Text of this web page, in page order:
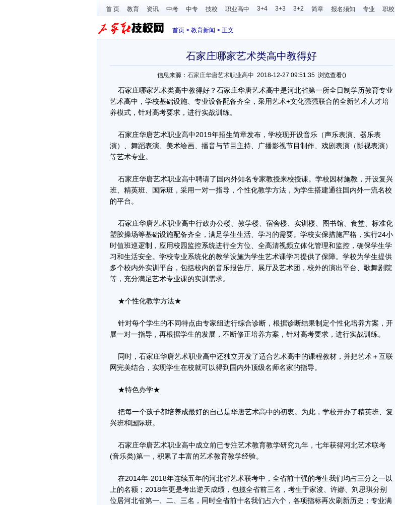
首 页 教育 资讯 中考 中专 技校 职业高中 3+4 3+3 3+2 简章 报名须知 专业 职校
首页 > 教育新闻 > 正文
石家庄哪家艺术类高中教得好
信息来源： 石家庄华唐艺术职业高中 2018-12-27 09:51:35 浏览查看()
石家庄哪家艺术类高中教得好？石家庄华唐艺术高中是河北省第一所全日制学历教育专业
艺术高中，学校基础设施、专业设备配备齐全，采用艺术+文化强强联合的全新艺术人才培
养模式，针对高考要求，进行实战训练。
石家庄华唐艺术职业高中2019年招生简章发布，学校现开设音乐（声乐表演、器乐表
演）、舞蹈表演、美术绘画、播音与节目主持、广播影视节目制作、戏剧表演（影视表演）
等艺术专业。
石家庄华唐艺术职业高中聘请了国内外知名专家教授来校授课。学校因材施教，开设复兴
班、精英班、国际班，采用一对一指导，个性化教学方法，为学生搭建通往国内外一流名校
的平台。
石家庄华唐艺术职业高中行政办公楼、教学楼、宿舍楼、实训楼、图书馆、食堂、标准化
塑胶操场等基础设施配备齐全，满足学生生活、学习的需要。学校安保措施严格，实行24小
时值班巡逻制，应用校园监控系统进行全方位、全高清视频立体化管理和监控，确保学生学
习和生活安全。学校专业系统化的教学设施为学生艺术课学习提供了保障。学校为学生提供
多个校内外实训平台，包括校内的音乐报告厅、展厅及艺术团，校外的演出平台、歌舞剧院
等，充分满足艺术专业课的实训需求。
★个性化教学方法★
针对每个学生的不同特点由专家组进行综合诊断，根据诊断结果制定个性化培养方案，开
展一对一指导，再根据学生的发展，不断修正培养方案，针对高考要求，进行实战训练。
同时，石家庄华唐艺术职业高中还独立开发了适合艺术高中的课程教材，并把艺术＋互联
网完美结合，实现学生在校就可以得到国内外顶级名师名家的指导。
★特色办学★
把每一个孩子都培养成最好的自己是华唐艺术高中的初衷。为此，学校开办了精英班、复
兴班和国际班。
石家庄华唐艺术职业高中成立前已专注艺术教育教学研究九年，七年获得河北艺术联考
(音乐类)第一，积累了丰富的艺术教育教学经验。
在2014年-2018年连续五年的河北省艺术联考中，全省前十强的考生我们均占三分之一以
上的名额；2018年更是考出逆天成绩，包揽全省前三名，考生于家浚、许娜、刘思琪分别
位居河北省第一、二、三名，同时全省前十名我们占六个，各项指标再次刷新历史；专业满